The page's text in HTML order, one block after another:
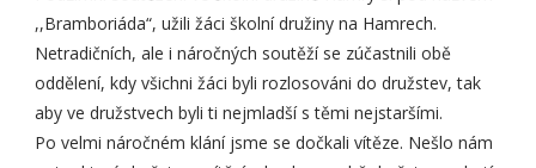
,,Bramboriáda“, užili žáci školní družiny na Hamrech.
Netradičních, ale i náročných soutěží se zúčastnili obě
oddělení, kdy všichni žáci byli rozlosováni do družstev, tak
aby ve družstvech byli ti nejmladší s těmi nejstaršími.
Po velmi náročném klání jsme se dočkali vítěze. Nešlo nám